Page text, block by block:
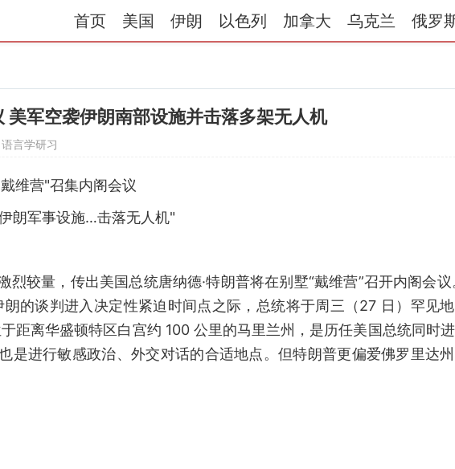
首页 美国 伊朗 以色列 加拿大 乌克兰 俄罗
美军空袭伊朗南部设施并击落多架无人机
言学研习
维营"召集内阁会议
朗军事设施…击落无人机"
烈较量，传出美国总统唐纳德·特朗普将在别墅“戴维营”召开内阁会
的谈判进入决定性紧迫时间点之际，总统将于周三（27 日）罕见
距离华盛顿特区白宫约 100 公里的马里兰州，是历任美国总统同时
是进行敏感政治、外交对话的合适地点。但特朗普更偏爱佛罗里达